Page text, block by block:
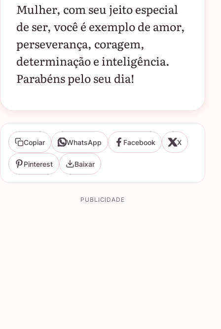
Mulher, com seu jeito especial
de ser, você é exemplo de amor,
perseverança, coragem,
determinação e inteligência.
Parabéns pelo seu dia!
Copiar WhatsApp Facebook X
Pinterest Baixar
PUBLICIDADE